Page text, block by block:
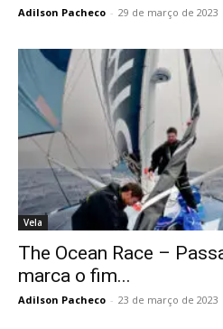
Adilson Pacheco - 29 de março de 2023
Vela
The Ocean Race –
marca o fim...
Adilson Pacheco - 23 de março de 2023